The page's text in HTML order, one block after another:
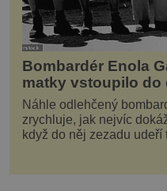
Bombardér Enola
matky vstoupilo do
Náhle odlehčený
zrychluje, jak nejvíc
když do něj zezadu
rozhodnutí svrhnout